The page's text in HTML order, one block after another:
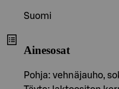
Suomi
Ainesosat
Pohja: vehnäjauho,